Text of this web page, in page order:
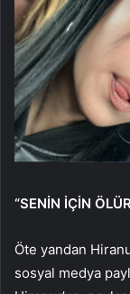
“SENİN İÇİN
Öte yandan
sosyal medya